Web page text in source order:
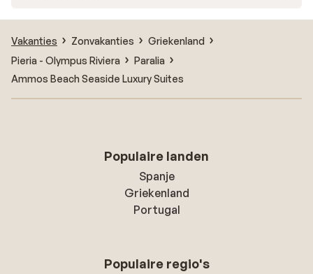
Vakanties Zonvakanties
Griekenland
Pieria - Olympus Riviera
Paralia
Ammos Beach Seaside Luxury Suites
Populaire landen
Spanje
Griekenland
Portugal
Populaire regio's